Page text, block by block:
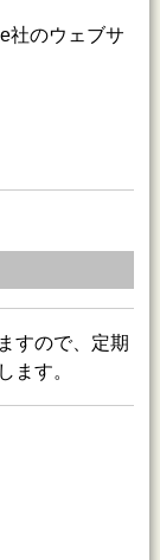
社のウェブサ
すので、定期
ます。